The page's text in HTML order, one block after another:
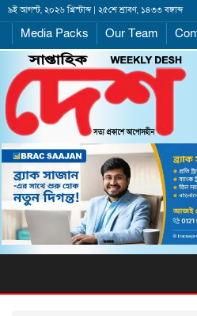
৯ই আগস্ট, ২০২৬ খ্রিস্টাব্দ | ২৫শে শ্রাবণ, ১৪৩৩ বঙ্গাব্দ
Media Packs Our Team